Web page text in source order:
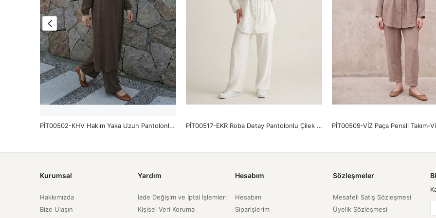
PİT00502-KHV Hakim Yaka Uzun Pantolonlu Takım-Kahve PİT00517-EKR Roba Detay Pantolonlu Çilek Takım-Ekru PİT00509-VİZ Paça Pensli Takım-
Kurumsal
Hakkımızda
Bize Ulaşın
Yardım
İade Değişim ve İptal İşlemleri
Kişisel Veri Koruma
Hesabım
Hesabım
Siparişlerim
Sözleşmeler
Mesafeli Satış Sözleşmesi
Üyelik Sözleşmesi